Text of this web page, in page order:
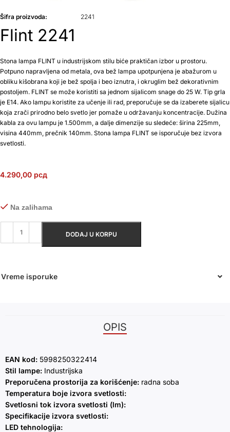
Šifra proizvoda: 2241
Flint 2241
Stona lampa FLINT u industrijskom stilu biće praktičan izbor u prostoru.
Potpuno napravljena od metala, ova bež lampa upotpunjena je abažurom u
obliku kišobrana koji je bež spolja i beo iznutra, i okruglim bež dekorativnim
postoljem. FLINT se može koristiti sa jednom sijalicom snage do 25 W. Tip grla
je E14. Ako lampu koristite za učenje ili rad, preporučuje se da izaberete sijalicu
koja zrači prirodno belo svetlo jer pomaže u održavanju koncentracije. Dužina
kabla za ovu lampu je 1.500mm, a dalje dimenzije su sledeće: širina 225mm,
visina 440mm, prečnik 140mm. Stona lampa FLINT se isporučuje bez izvora
svetlosti.
4.290,00 рсд
Na zalihama
DODAJ U KORPU
Vreme isporuke
OPIS
EAN kod: 5998250322414
Stil lampe: Industrijska
Preporučena prostorija za korišćenje: radna soba
Temperatura boje izvora svetlosti:
Svetlosni tok izvora svetlosti (lm):
Specifikacije izvora svetlosti:
LED tehnologija: